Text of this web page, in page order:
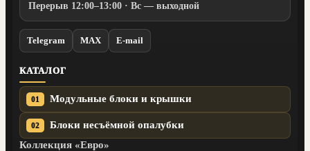
Перерыв 12:00–13:00 · Вс — выходной
Telegram MAX E-mail
КАТАЛОГ
01 Модульные блоки и крышки
02
Блоки несъёмной опалубки
Коллекция «Евро»